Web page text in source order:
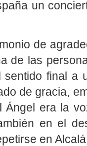
un
de
de las
final a
de gracia,
Ángel era la
en el
en